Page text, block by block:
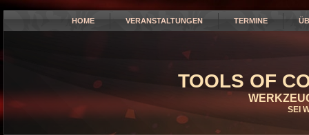
HOME VERANSTALTUNGEN TERMINE
TOOLS OF
SEI